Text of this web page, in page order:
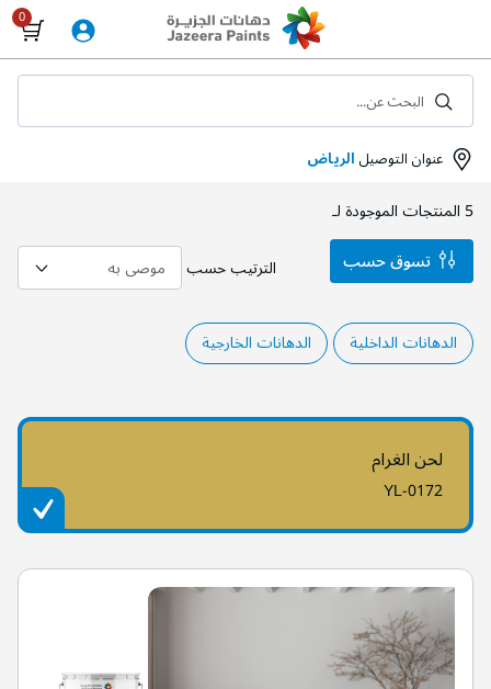
Content
عنوان التوصيلالرياض
البحث عن...
5 المنتجات الموجودة لـ
الترتيب حسب
الدهانات الداخلية الدهانات الخارجية
لحن الغرام
YL-0172
تسوق حسب